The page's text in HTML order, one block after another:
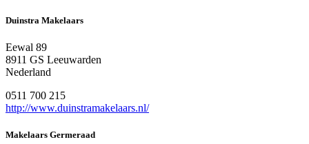
Duinstra Makelaars
Eewal 89
8911 GS Leeuwarden
Nederland
0511 700 215
http://www.duinstramakelaars.nl/
Makelaars Germeraad